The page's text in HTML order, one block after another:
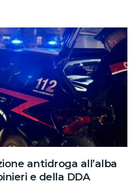
antidroga all’alba
e della DDA